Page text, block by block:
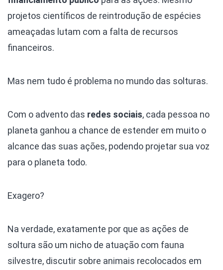
projetos científicos de reintrodução de espécies
ameaçadas lutam com a falta de recursos
financeiros.
Mas nem tudo é problema no mundo das solturas.
Com o advento das redes sociais, cada pessoa no
planeta ganhou a chance de estender em muito o
alcance das suas ações, podendo projetar sua voz
para o planeta todo.
Exagero?
Na verdade, exatamente por que as ações de
soltura são um nicho de atuação com fauna
silvestre, discutir sobre animais recolocados em